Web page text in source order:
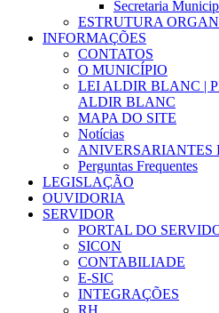
Secretaria
ESTRUTURA
INFORMAÇÕES
CONTATOS
O MUNICÍPIO
LEI ALDIR BLANC |
ALDIR BLANC
MAPA DO SITE
Notícias
ANIVERSARIANTES
Perguntas Frequentes
LEGISLAÇÃO
OUVIDORIA
SERVIDOR
PORTAL DO
SICON
CONTABILIADE
E-SIC
INTEGRAÇÕES
RH